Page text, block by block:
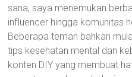
sana, saya menemukan
influencer hingga komunitas
Beberapa teman bahkan
tips kesehatan mental dan
konten DIY yang membuat